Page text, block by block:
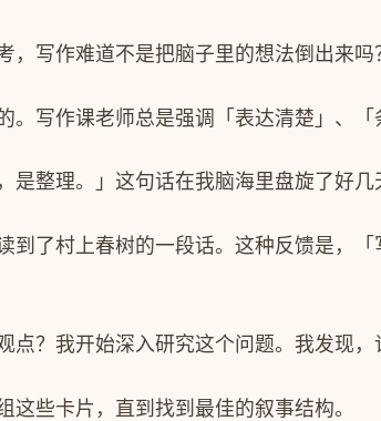
写作难道不是把脑子里的想法倒出来吗
写作课老师总是强调「表达清楚」、
整理。」这句话在我脑海里盘旋了好几
到了村上春树的一段话。这种反馈是，
？我开始深入研究这个问题。我发现
些卡片，直到找到最佳的叙事结构。